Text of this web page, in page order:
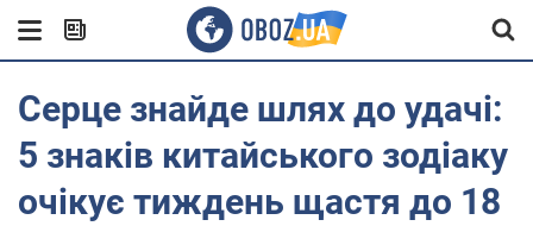
Серце знайде шлях до удачі:
5 знаків китайського зодіаку
очікує тиждень щастя до 18